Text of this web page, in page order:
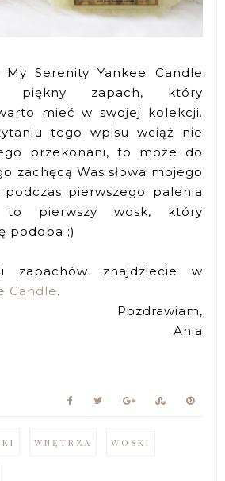
My Serenity Yankee Candle
piękny zapach, który
mieć w swojej kolekcji.
tego wpisu wciąż nie
przekonani, to może do
zachęcą Was słowa mojego
pierwszego palenia
to pierwszy wosk, który
podoba ;)
zapachów znajdziecie w
Candle.
Pozdrawiam,
Ania
WNĘTRZA WOSKI